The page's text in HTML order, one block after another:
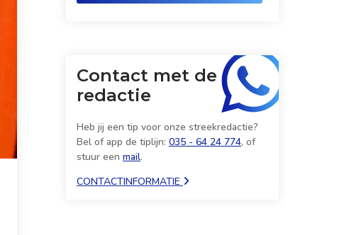
Contact met de
redactie
Heb jij een tip voor onze streekredactie?
Bel of app de tiplijn: 035 - 64 24 774, of
stuur een mail.
CONTACTINFORMATIE